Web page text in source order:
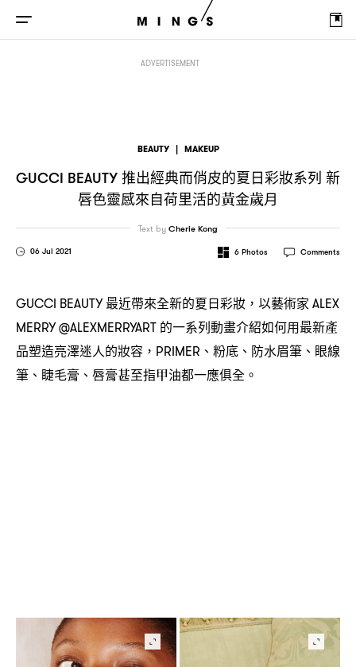
ADVERTISEMENT
BEAUTY | MAKEUP
GUCCI BEAUTY推出經典而俏皮的夏日彩妝系列 新
唇色靈感來自荷里活的黃金歲月
06 Jul 2021
Text byCherie Kong
6 Photos Comments
GUCCI BEAUTY最近帶來全新的夏日彩妝 ， 以藝術家 ALEX
MERRY @ALEXMERRYART 的一系列動畫介紹如何用最新產
品塑造亮澤迷人的妝容 ，PRIMER 、粉底、防水眉筆、眼線
筆、睫毛膏、唇膏甚至指甲油都一應俱全。
推出經典而俏皮的夏日彩妝系列 新唇色靈感來自荷里活的黃金